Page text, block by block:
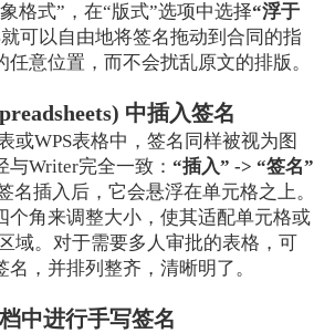
格式”，在“版式”选项中选择“浮于
就可以自由地将签名拖动到合同的指
任意位置，而不会扰乱原文的排版。
中插入签名
或WPS表格中，签名同样被视为图
与Writer完全一致： “插入” -> “签名”
名插入后，它会悬浮在单元格之上。
个角来调整大小，使其适配单元格或
域。对于需要多人审批的表格，可
，并排列整齐，清晰明了。
中进行手写签名